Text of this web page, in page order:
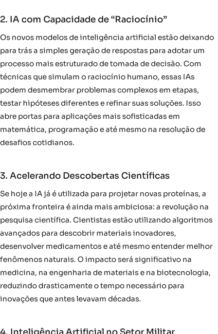
2. IA com Capacidade de “Raciocínio”
Os novos modelos de inteligência artificial estão deixando
para trás a simples geração de respostas para adotar um
processo mais estruturado de tomada de decisão. Com
técnicas que simulam o raciocínio humano, essas IAs
podem desmembrar problemas complexos em etapas,
testar hipóteses diferentes e refinar suas soluções. Isso
abre portas para aplicações mais sofisticadas em
matemática, programação e até mesmo na resolução de
desafios cotidianos.
3. Acelerando Descobertas Científicas
Se hoje a IA já é utilizada para projetar novas proteínas, a
próxima fronteira é ainda mais ambiciosa: a revolução na
pesquisa científica. Cientistas estão utilizando algoritmos
avançados para descobrir materiais inovadores,
desenvolver medicamentos e até mesmo entender melhor
fenômenos naturais. O impacto será significativo na
medicina, na engenharia de materiais e na biotecnologia,
reduzindo drasticamente o tempo necessário para
inovações que antes levavam décadas.
4. Inteligência Artificial no Setor Militar